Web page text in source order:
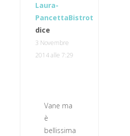
Laura-
PancettaBistrot
dice
3 Novembre
2014 alle 7:29
Vane ma
è
bellissima